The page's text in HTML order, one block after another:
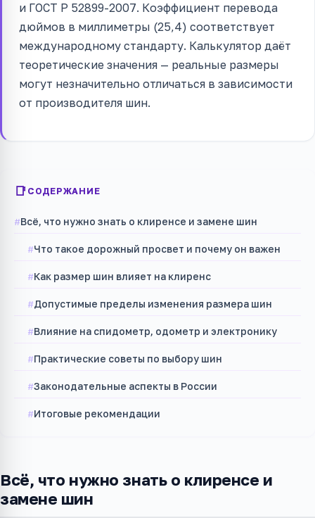
и ГОСТ Р 52899-2007. Коэффициент перевода
дюймов в миллиметры (25,4) соответствует
международному стандарту. Калькулятор даёт
теоретические значения — реальные размеры
могут незначительно отличаться в зависимости
от производителя шин.
СОДЕРЖАНИЕ
Всё, что нужно знать о клиренсе и замене шин
Что такое дорожный просвет и почему он важен
Как размер шин влияет на клиренс
Допустимые пределы изменения размера шин
Влияние на спидометр, одометр и электронику
Практические советы по выбору шин
Законодательные аспекты в России
Итоговые рекомендации
Всё, что нужно знать о клиренсе и
замене шин